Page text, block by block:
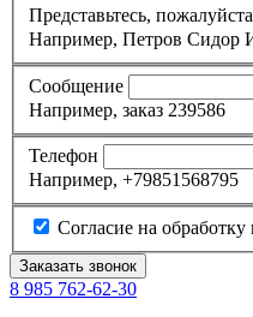
Представьтесь, пожалуйста
Например, Петров Сидор
Сообщение
Например, заказ 239586
Телефон
Например, +79851568795
Согласие на
8 985 762-62-30